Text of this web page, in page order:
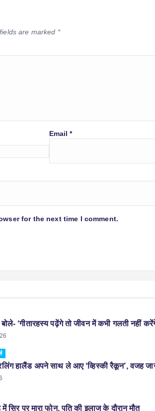
are marked *
Email*
for the next time I comment.
‘गीतारहस्य पढ़ेंगे तो जीवन में कभी गलती नहीं
हालैंड अपने साथ ले आए ‘व्हिस्की रैकून’, वजह
सिर पर मारा फोन, पति की इलाज के दौरान मौत